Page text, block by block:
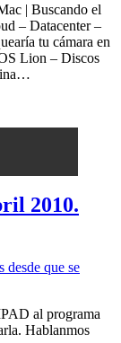
| Buscando el
– Datacenter –
tu cámara en
Lion – Discos
2010.
desde que se
al programa
Hablanmos